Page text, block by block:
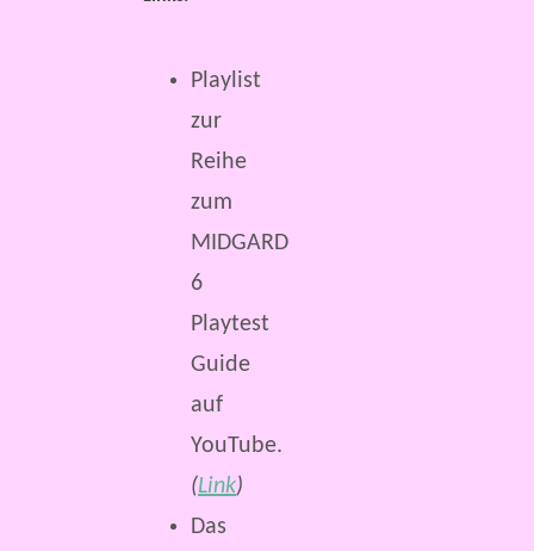
Playlist
zur
Reihe
zum
MIDGARD
6
Playtest
Guide
auf
YouTube.
(Link)
Das